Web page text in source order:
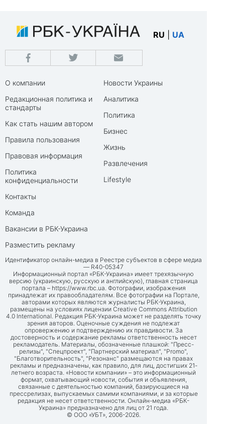
RU UA
О компании
Редакционная политика и
стандарты
Как стать нашим автором
Правила пользования
Правовая информация
Политика
конфиденциальности
Контакты
Команда
Вакансии в РБК-Украина
Разместить рекламу
Новости Украины
Аналитика
Политика
Бизнес
Жизнь
Развлечения
Lifestyle
Идентификатор онлайн-медиа в Реестре субъектов в сфере медиа
— R40-05347
Информационный портал «РБК-Украина» имеет трехязычную
версию (украинскую, русскую и английскую), главная страница
портала – https://www.rbc.ua . Фотографии, изображения
принадлежат их правообладателям. Все фотографии на Портале,
авторами которых являются журналисты РБК-Украина,
размещены на условиях лицензии Creative Commons Attribution
4.0 International. Редакция РБК-Украина может не разделять точку
зрения авторов. Оценочные суждения не подлежат
опровержению и подтверждению их правдивости. За
достоверность и содержание рекламы ответственность несет
рекламодатель. Материалы, обозначенные плашкой: "Пресс-
релизы", "Спецпроект", "Партнерский материал", "Promo",
"Благотворительность", "Резонанс" размещаются на правах
рекламы и предназначены, как правило, для лиц, достигших 21-
летнего возраста. «Новости компании» – это информационный
формат, охватывающий новости, события и объявления,
связанные с деятельностью компаний, базирующиеся на
прессрелизах, выпускаемых самими компаниями, и за которые
редакция не несет ответственности. Онлайн-медиа «РБК-
Украина» предназначено для лиц от 21 года.
© ООО «УБТ», 2006-2026.